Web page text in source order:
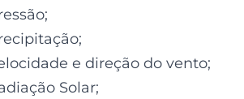
e direção do vento;
Solar;